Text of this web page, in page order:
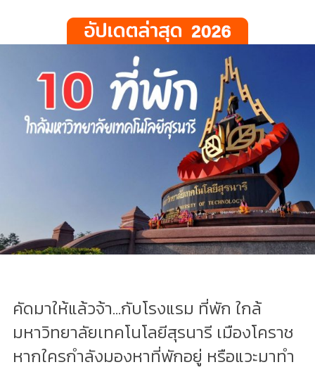
คัดมาให้แล้วจ้า...กับโรงแรม ที่พัก ใกล้
มหาวิทยาลัยเทคโนโลยีสุรนารี เมืองโคราช
หากใครกำลังมองหาที่พักอยู่ หรือแวะมาทำ